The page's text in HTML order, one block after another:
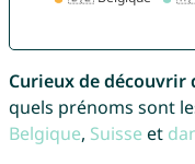
Curieux de découvrir
quels prénoms sont
Belgique, Suisse et